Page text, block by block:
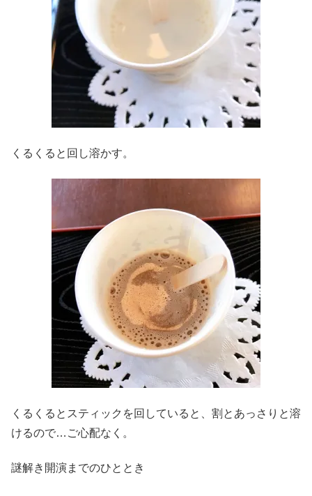
くるくると回し溶かす。
くるくるとスティックを回していると、割とあっさりと溶
けるので…ご心配なく。
謎解き開演までのひととき